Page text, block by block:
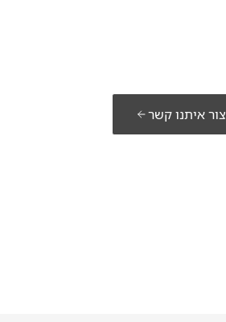
צור איתנו קשר